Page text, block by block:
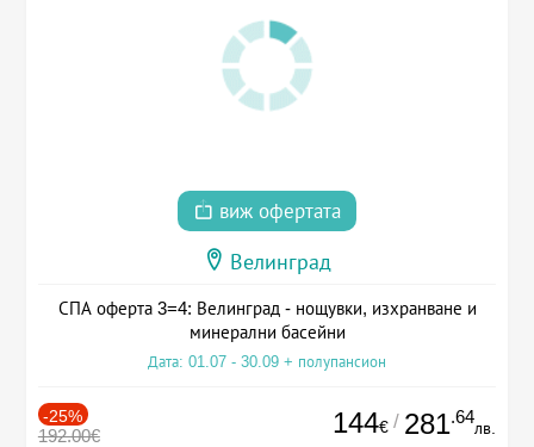
виж офертата
Велинград
СПА оферта 3=4: Велинград - нощувки, изхранване и
минерални басейни
Дата: 01.07 - 30.09 + полупансион
-25%
192.00€ 144€ / 281.64
лв.